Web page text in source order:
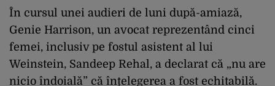
În cursul unei audieri de luni după-amiază,
Genie Harrison, un avocat reprezentând cinci
femei, inclusiv pe fostul asistent al lui
Weinstein, Sandeep Rehal, a declarat că „nu are
nicio îndoială” că înțelegerea a fost echitabilă.